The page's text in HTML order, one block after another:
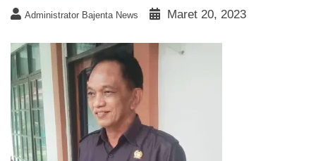
Administrator Bajenta News Maret 20, 2023